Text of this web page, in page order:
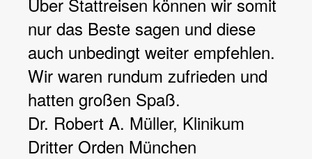
nur das Beste sagen und diese
auch unbedingt weiter empfehlen.
Wir waren rundum zufrieden und
hatten großen Spaß.
Dr. Robert A. Müller, Klinikum
Dritter Orden München